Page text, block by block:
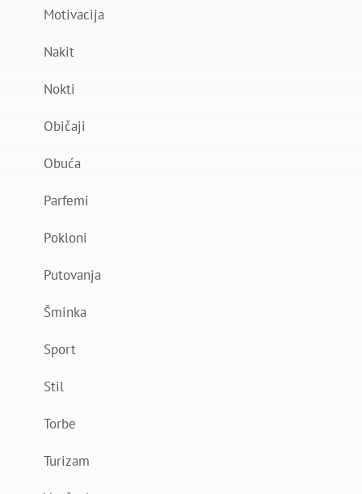
Motivacija
Nakit
Nokti
Običaji
Obuća
Parfemi
Pokloni
Putovanja
Šminka
Sport
Stil
Torbe
Turizam